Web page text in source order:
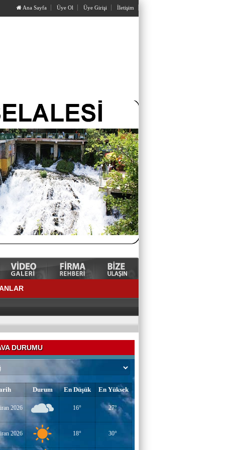
Ana Sayfa Üye Ol Üye Girişi İletişim
DURUMU
Durum En Düşük En Yüksek
2026 16° 27°
2026 18° 30°
YAZAR-ŞAİR MİRAÇ DOĞAN
Mavi Işık İnsanları